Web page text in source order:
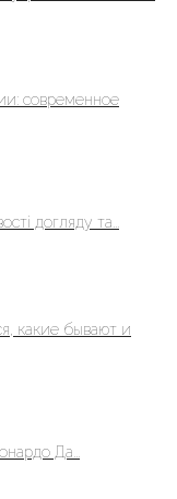
современное
догляду та...
какие бывают и
Да...